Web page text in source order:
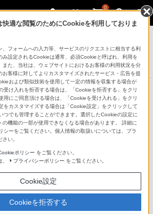
0
器
ーズ
能
くみつけて再生「タイムジャ
ーサーチ」
すと録音ファイル全体を10分割し、
の左右キーで録音ファイル全体の
しが可能です。長時間録音したファ
快適な閲覧のためにCookieを利用しておりま
、フォームへの入力等、サービスのリクエストに相当する利
み設定されるCookieは通常、必須Cookieと呼ばれ、利用を
また、当社は、ウェブサイトにおけるお客様の利用状況を分
お客様に対してよりカスタマイズされたサービス・広告を提
および類似技術を使用して一定の情報を収集する場合が
受け入れを拒否する場合は、「Cookieを拒否する」をクリ
用にご同意頂ける場合は、「Cookieを受け入れる」をクリ
をカスタマイズする場合は「Cookie設定」をクリックして
つでも管理することができます。選択したCookieの設定に
の機能の一部が使用できなくなる場合があります。 詳細に
シーをご覧ください。個人情報の取扱いについては、プラ
い。
ポリシー をご覧ください。
、
プライバシーポリシー をご覧ください。
Cookie設定
Cookieを拒否する